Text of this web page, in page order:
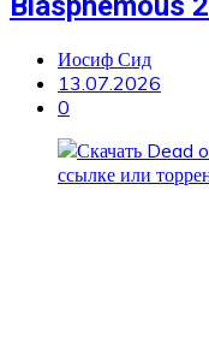
Иосиф Сид
13.07.2026
0